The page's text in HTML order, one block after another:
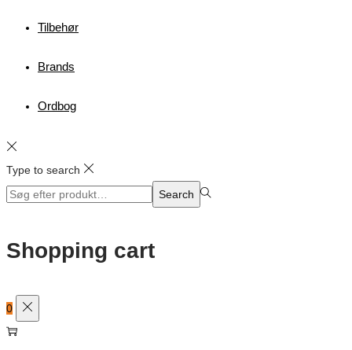
Tilbehør
Brands
Ordbog
Type to search
Search
Search
Shopping cart
0